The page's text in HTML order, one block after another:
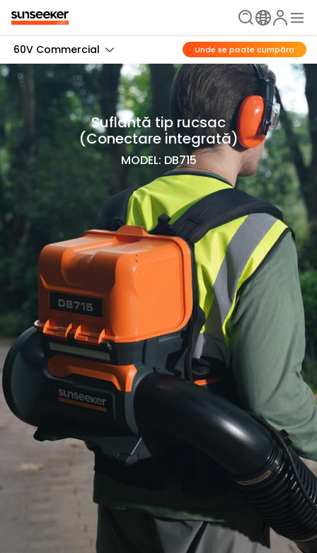
60V Commercial Unde se poate cumpăra
Suflantă tip rucsac
(Conectare integrată)
MODEL: DB715